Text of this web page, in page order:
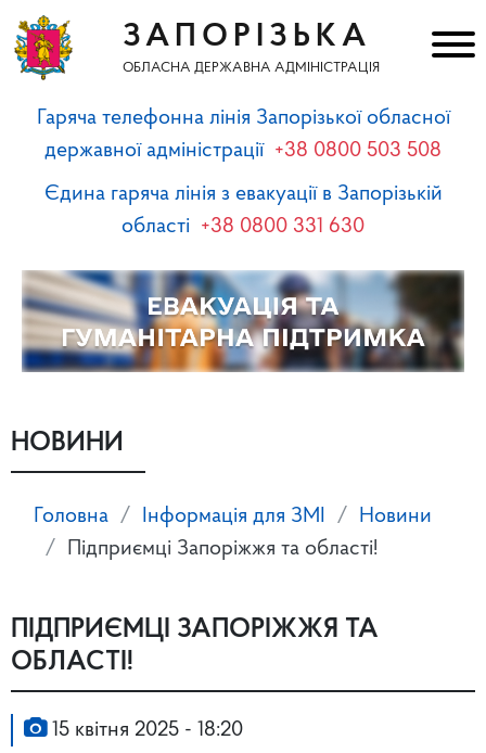
ЗАПОРІЗЬКА
ОБЛАСНА ДЕРЖАВНА АДМІНІСТРАЦІЯ
Гаряча телефонна лінія Запорізької обласної
державної адміністрації +38 0800 503 508
Єдина гаряча лінія з евакуації в Запорізькій
області +38 0800 331 630
НОВИНИ
Головна Інформація для ЗМІ
Новини
Підприємці Запоріжжя та області!
ПІДПРИЄМЦІ ЗАПОРІЖЖЯ ТА
ОБЛАСТІ!
15 квітня 2025 - 18:20